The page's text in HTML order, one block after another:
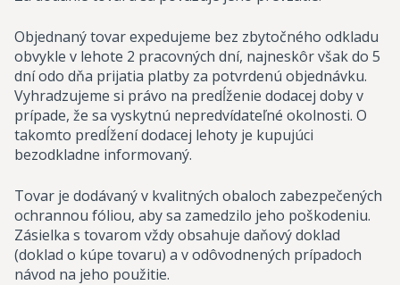
Objednaný tovar expedujeme bez zbytočného odkladu
obvykle v lehote 2 pracovných dní, najneskôr však do 5
dní odo dňa prijatia platby za potvrdenú objednávku.
Vyhradzujeme si právo na predĺženie dodacej doby v
prípade, že sa vyskytnú nepredvídateľné okolnosti. O
takomto predĺžení dodacej lehoty je kupujúci
bezodkladne informovaný.
Tovar je dodávaný v kvalitných obaloch zabezpečených
ochrannou fóliou, aby sa zamedzilo jeho poškodeniu.
Zásielka s tovarom vždy obsahuje daňový doklad
(doklad o kúpe tovaru) a v odôvodnených prípadoch
návod na jeho použitie.